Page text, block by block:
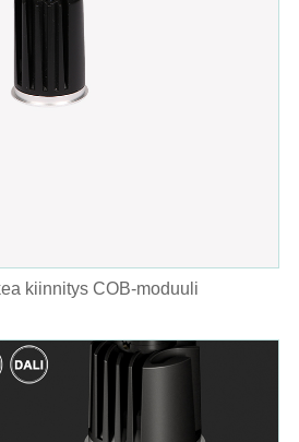
kiinnitys COB-moduuli